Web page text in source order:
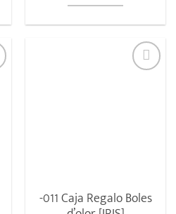
5
-011 Caja Regalo Boles